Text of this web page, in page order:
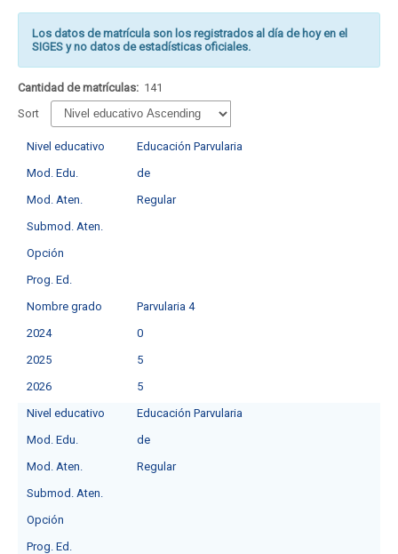
Los datos de matrícula son los registrados al día de hoy en el
SIGES y no datos de estadísticas oficiales.
Cantidad de matrículas: 141
Sort
Nivel educativo
Educación Parvularia
Mod. Edu.
de
Mod. Aten.
Regular
Submod. Aten.
Opción
Prog. Ed.
Nombre grado
Parvularia 4
2024
0
2025
5
2026
5
Nivel educativo
Educación Parvularia
Mod. Edu.
de
Mod. Aten.
Regular
Submod. Aten.
Opción
Prog. Ed.